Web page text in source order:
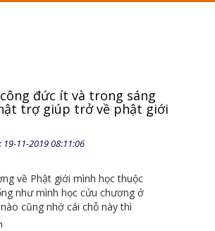
đức ít và trong sáng
trợ giúp trở về phật giới
19-11-2019 08:11:06
về Phật giới mình học thuộc
như mình học cửu chương ở
cũng nhớ cái chỗ này thì